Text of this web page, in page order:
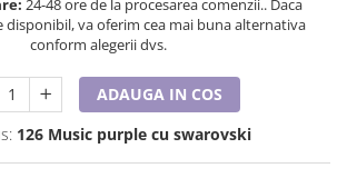
copii24-48 ore de la procesarea comenzii.. Daca
disponibil, va oferim cea mai buna alternativa
conform alegerii dvs.
ADAUGA IN COS
126 Music purple cu swarovski